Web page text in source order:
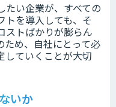
たい企業が、すべての
トを導入しても、そ
ストばかりが膨らん
ため、自社にとって必
していくことが大切
いか